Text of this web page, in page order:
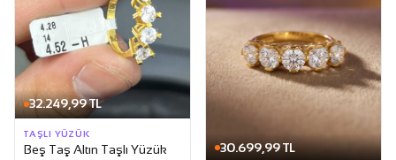
32.249,99 TL
TAŞLI YÜZÜK
Beş Taş Altın Taşlı Yüzük 30.699,99 TL